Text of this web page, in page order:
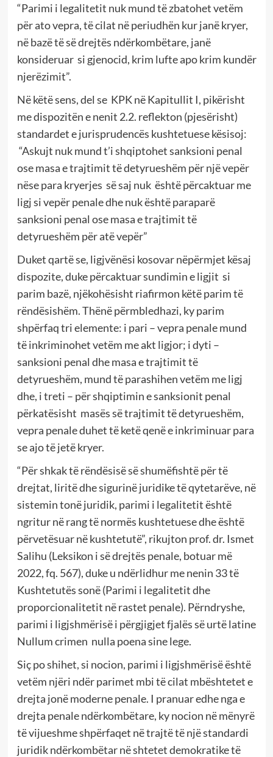
“Parimi i legalitetit nuk mund të zbatohet vetëm
për ato vepra, të cilat në periudhën kur janë kryer,
në bazë të së drejtës ndërkombëtare, janë
konsideruar si gjenocid, krim lufte apo krim kundër
njerëzimit”.
Në këtë sens, del se KPK në Kapitullit I, pikërisht
me dispozitën e nenit 2.2. reflekton (pjesërisht)
standardet e jurisprudencës kushtetuese kësisoj:
“Askujt nuk mund t’i shqiptohet sanksioni penal
ose masa e trajtimit të detyrueshëm për një vepër
nëse para kryerjes së saj nuk është përcaktuar me
ligj si vepër penale dhe nuk është paraparë
sanksioni penal ose masa e trajtimit të
detyrueshëm për atë vepër”
Duket qartë se, ligjvënësi kosovar nëpërmjet kësaj
dispozite, duke përcaktuar sundimin e ligjit si
parim bazë, njëkohësisht riafirmon këtë parim të
rëndësishëm. Thënë përmbledhazi, ky parim
shpërfaq tri elemente: i pari – vepra penale mund
të inkriminohet vetëm me akt ligjor; i dyti –
sanksioni penal dhe masa e trajtimit të
detyrueshëm, mund të parashihen vetëm me ligj
dhe, i treti – për shqiptimin e sanksionit penal
përkatësisht masës së trajtimit të detyrueshëm,
vepra penale duhet të ketë qenë e inkriminuar para
se ajo të jetë kryer.
“Për shkak të rëndësisë së shumëfishtë për të
drejtat, liritë dhe sigurinë juridike të qytetarëve, në
sistemin tonë juridik, parimi i legalitetit është
ngritur në rang të normës kushtetuese dhe është
përvetësuar në kushtetutë”, rikujton prof. dr. Ismet
Salihu (Leksikon i së drejtës penale, botuar më
2022, fq. 567), duke u ndërlidhur me nenin 33 të
Kushtetutës sonë (Parimi i legalitetit dhe
proporcionalitetit në rastet penale). Përndryshe,
parimi i ligjshmërisë i përgjigjet fjalës së urtë latine
Nullum crimen nulla poena sine lege.
Siç po shihet, si nocion, parimi i ligjshmërisë është
vetëm njëri ndër parimet mbi të cilat mbështetet e
drejta jonë moderne penale. I pranuar edhe nga e
drejta penale ndërkombëtare, ky nocion në mënyrë
të vijueshme shpërfaqet në trajtë të një standardi
juridik ndërkombëtar në shtetet demokratike të